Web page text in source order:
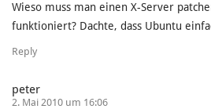
Wieso muss man einen X-Server
funktioniert? Dachte, dass Ubuntu
Reply
peter
2. Mai 2010 um 16:06